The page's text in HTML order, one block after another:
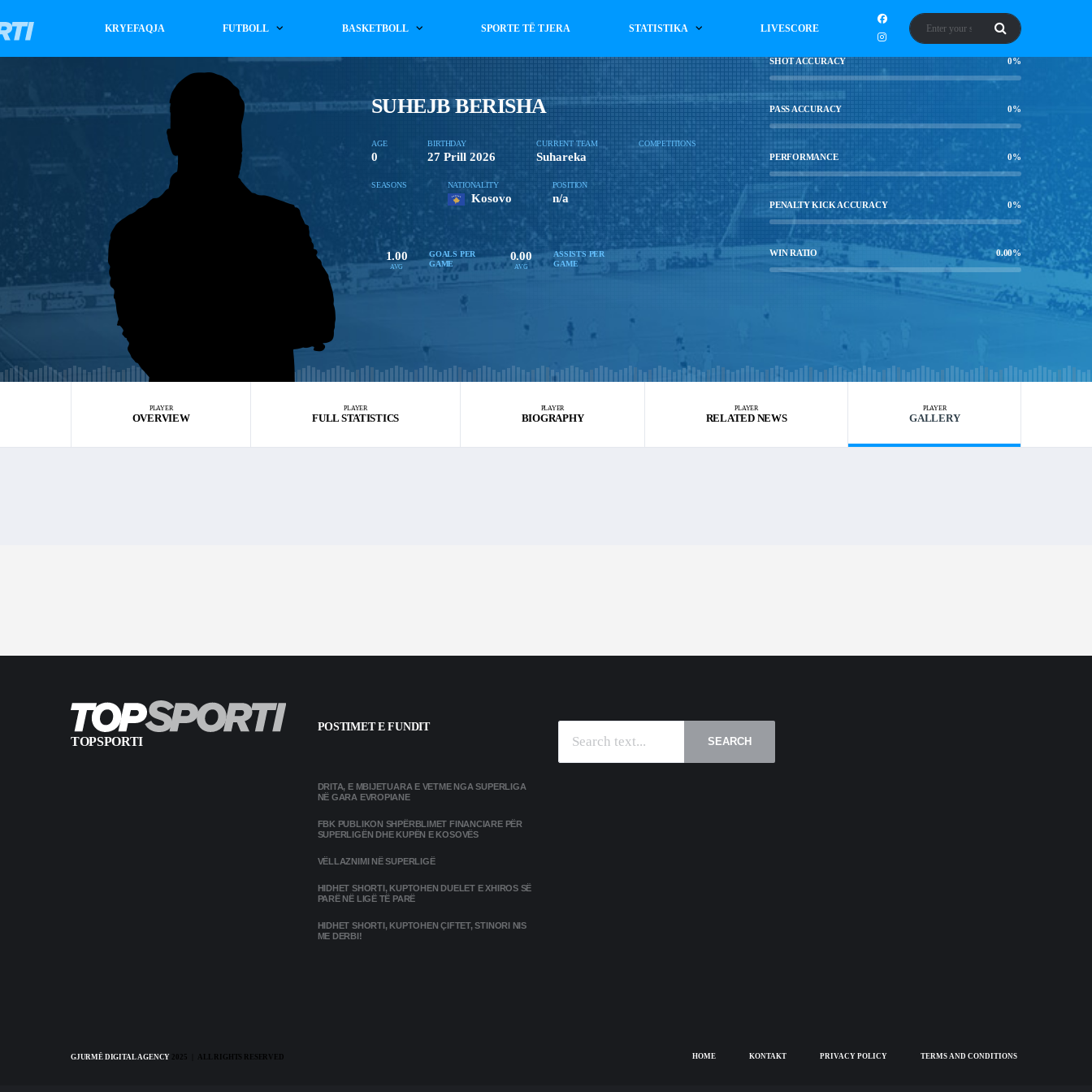
KRYEFAQJA FUTBOLL BASKETBOLL SPORTE TË TJERA STATISTIKA LIVESCORE
SUHEJB BERISHA
AGE
0
BIRTHDAY
27 Prill 2026
CURRENT TEAM
Suhareka
COMPETITIONS
SEASONS NATIONALITY
Kosovo
POSITION
n/a
1.00
AVG
GOALS PER
GAME
0.00
AVG
ASSISTS PER
GAME
SHOT ACCURACY 0%
PASS ACCURACY 0%
PERFORMANCE 0%
PENALTY KICK ACCURACY 0%
WIN RATIO 0.00%
PLAYER
OVERVIEW
PLAYER
FULL STATISTICS
PLAYER
BIOGRAPHY
PLAYER
RELATED NEWS
PLAYER
GALLERY
TOPSPORTI
POSTIMET E FUNDIT
DRITA, E MBIJETUARA E VETME NGA SUPERLIGA
NË GARA EVROPIANE
FBK PUBLIKON SHPËRBLIMET FINANCIARE PËR
SUPERLIGËN DHE KUPËN E KOSOVËS
VËLLAZNIMI NË SUPERLIGË
HIDHET SHORTI, KUPTOHEN DUELET E XHIROS SË
PARË NË LIGË TË PARË
HIDHET SHORTI, KUPTOHEN ÇIFTET, STINORI NIS
ME DERBI!
SEARCH
GJURMË DIGITAL AGENCY 2025 | ALL RIGHTS RESERVED HOME KONTAKT PRIVACY POLICY TERMS AND CONDITIONS